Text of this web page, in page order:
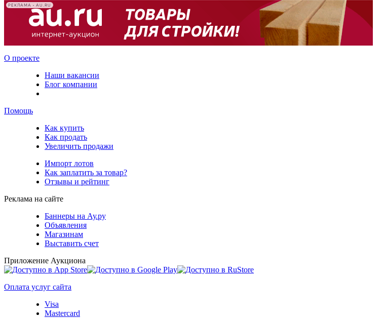
РЕКЛАМА • AU.RU
О проекте
Наши вакансии
Блог компании
Помощь
Как купить
Как продать
Увеличить продажи
Импорт лотов
Как заплатить за товар?
Отзывы и рейтинг
Реклама на сайте
Баннеры на Ау.ру
Объявления
Магазинам
Выставить счет
Приложение Аукциона
Оплата услуг сайта
Visa
Mastercard